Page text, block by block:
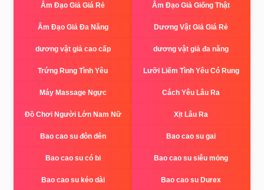
Âm Đạo Giả Giá Rẻ Âm Đạo Giả Giống Thật
Âm Đạo Giả Đa Năng Dương Vật Giả Giá Rẻ
dương vật giả cao cấp dương vật giả đa năng
Trứng Rung Tình Yêu Lưỡi Liếm Tình Yêu Có Rung
Máy Massage Ngực Cách Yêu Lâu Ra
Đồ Chơi Người Lớn Nam Nữ Xịt Lâu Ra
Bao cao su đôn dên Bao cao su gai
Bao cao su có bi Bao cao su siêu mỏng
Bao cao su kéo dài Bao cao su Durex